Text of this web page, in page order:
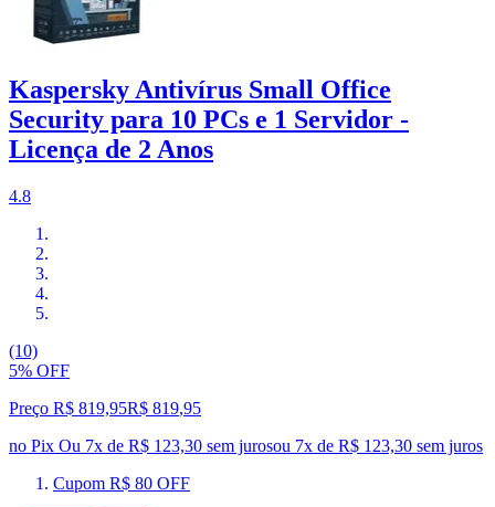
Kaspersky Antivírus Small Office
Security para 10 PCs e 1 Servidor -
Licença de 2 Anos
4.8
(10)
5% OFF
Preço R$ 819,95R$ 819,95
no Pix Ou 7x de R$ 123,30 sem jurosou 7x de R$ 123,30 sem juros
Cupom R$ 80 OFF